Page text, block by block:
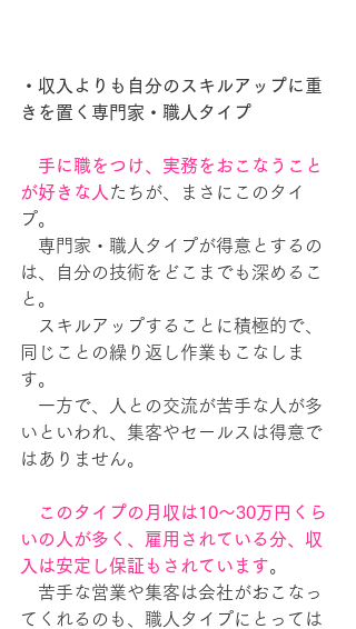
・収入よりも自分のスキルアップに重
きを置く専門家・職人タイプ
手に職をつけ、実務をおこなうこと
が好きな人 たちが、まさにこのタイ
プ。
専門家・職人タイプが得意とするの
は、自分の技術をどこまでも深めるこ
と。
スキルアップすることに積極的で、
同じことの繰り返し作業もこなしま
す。
一方で、人との交流が苦手な人が多
いといわれ、集客やセールスは得意で
はありません。
このタイプの月収は10〜30万円くら
いの人が多く、雇用されている分、収
入は安定し保証もされています。
苦手な営業や集客は会社がおこなっ
てくれるのも、職人タイプにとっては